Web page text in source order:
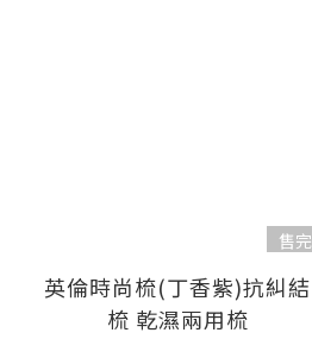
售完
英倫時尚梳(丁香紫)抗糾結
梳 乾濕兩用梳